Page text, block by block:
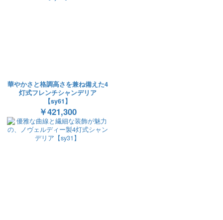
華やかさと格調高さを兼ね備えた4
灯式フレンチシャンデリア
【sy61】
￥421,300